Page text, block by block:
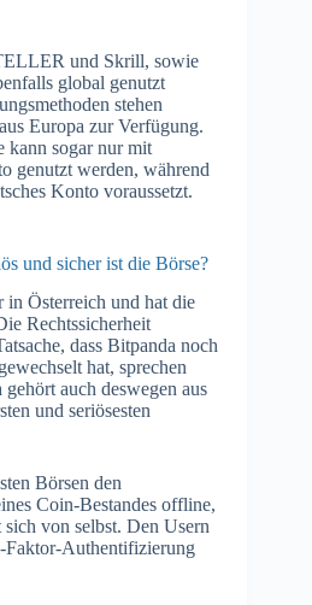
und Skrill, sowie
global genutzt
stehen
Europa zur Verfügung.
kann sogar nur mit
genutzt werden, während
Konto voraussetzt.
und sicher ist die Börse?
Österreich und hat die
Rechtssicherheit
dass Bitpanda noch
hat, sprechen
auch deswegen aus
und seriösesten
Börsen den
Coin-Bestandes offline,
sich von selbst. Den Usern
Authentifizierung